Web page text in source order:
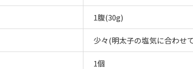
1腹(30g)
少々(明太子の塩気に合わせ
1個